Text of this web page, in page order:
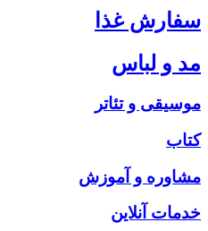
سفارش غذا
مد و لباس
موسیقی و تئاتر
کتاب
مشاوره و آموزش
خدمات آنلاین